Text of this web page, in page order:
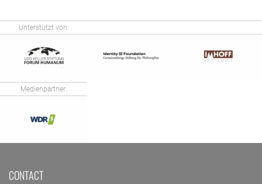
Unterstützt von:
Medienpartner:
CONTACT